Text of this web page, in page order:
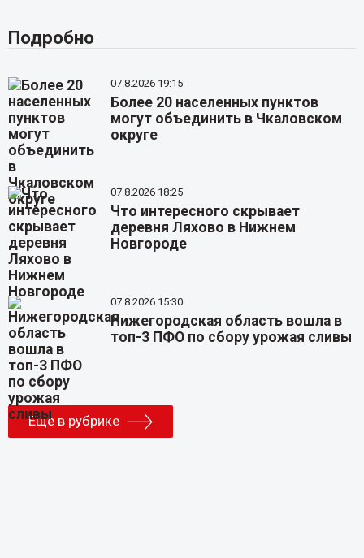
Подробно
07.8.2026 19:15
Более 20 населенных пунктов
могут объединить в Чкаловском
округе
07.8.2026 18:25
Что интересного скрывает
деревня Ляхово в Нижнем
Новгороде
07.8.2026 15:30
Нижегородская область вошла в
топ-3 ПФО по сбору урожая сливы
Еще в рубрике